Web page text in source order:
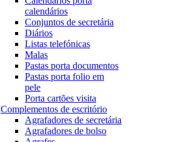
calendários
Conjuntos de secretária
Diários
Listas telefónicas
Malas
Pastas porta documentos
Pastas porta folio em
pele
Porta cartões visita
Complementos de escritório
Agrafadores de secretária
Agrafadores de bolso